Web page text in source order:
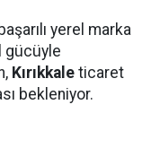
yerel marka
gücüyle
Kırıkkale ticaret
bekleniyor.